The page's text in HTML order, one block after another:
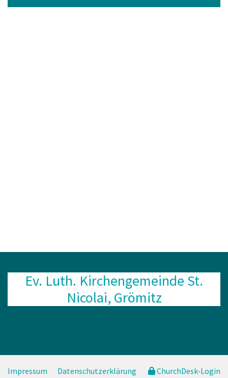
Ev. Luth. Kirchengemeinde St.
Nicolai, Grömitz
Impressum Datenschutzerklärung ChurchDesk-Login